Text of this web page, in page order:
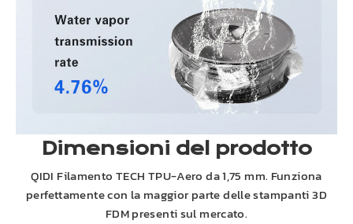
Dimensioni del prodotto
QIDI Filamento TECH TPU-Aero da 1,75 mm. Funziona
perfettamente con la maggior parte delle stampanti 3D
FDM presenti sul mercato.